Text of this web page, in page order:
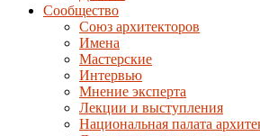
Сообщество
Союз архитекторов
Имена
Мастерские
Интервью
Мнение эксперта
Лекции и выступления
Национальная палата